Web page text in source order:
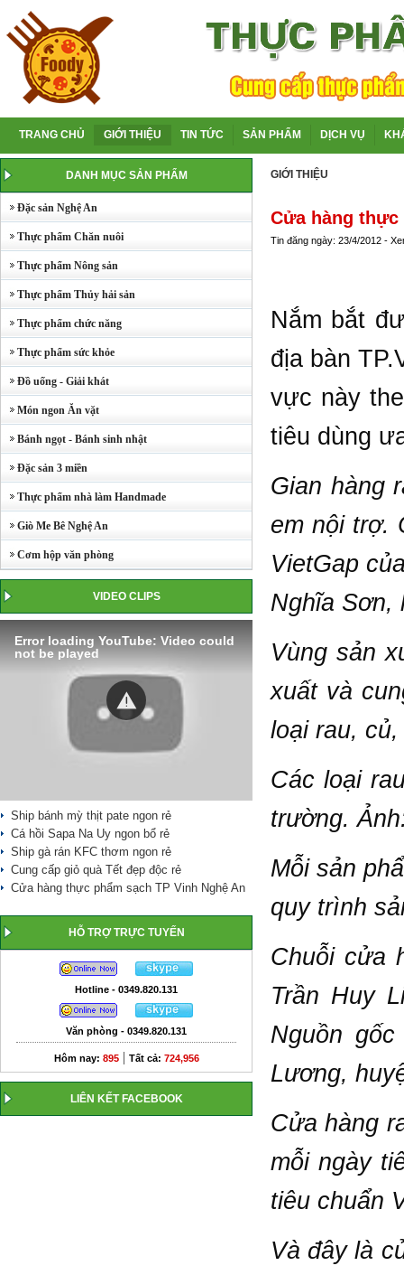
TRANG CHỦ GIỚI THIỆU TIN TỨC SẢN PHẨM DỊCH VỤ
DANH MỤC SẢN PHẨM
Đặc sản Nghệ An
Thực phẩm Chăn nuôi
Thực phẩm Nông sản
Thực phẩm Thủy hải sản
Thực phẩm chức năng
Thực phẩm sức khỏe
Đồ uống - Giải khát
Món ngon Ăn vặt
Bánh ngọt - Bánh sinh nhật
Đặc sản 3 miền
Thực phẩm nhà làm Handmade
Giò Me Bê Nghệ An
Cơm hộp văn phòng
VIDEO CLIPS
Error loading YouTube: Video could
not be played
Ship bánh mỳ thịt pate ngon rẻ
Cá hồi Sapa Na Uy ngon bổ rẻ
Ship gà rán KFC thơm ngon rẻ
Cung cấp giỏ quà Tết đẹp độc rẻ
Cửa hàng thực phẩm sạch TP Vinh Nghệ An
HỖ TRỢ TRỰC TUYẾN
Hotline - 0349.820.131
Văn phòng - 0349.820.131
Hôm nay: 895| Tất cả: 724,956
LIÊN KẾT FACEBOOK
GIỚI THIỆU
Cửa hàng thực
Tin đăng ngày: 23/4/2012 -
Nắm bắt
địa bàn
vực này
tiêu dùng
Gian hàng
em nội trợ.
VietGap
Nghĩa Sơn,
Vùng sản
xuất và
loại rau,
Các loại
trường.
Mỗi sản
quy trình
Chuỗi cửa
Trần Huy
Nguồn
Lương,
Cửa hàng
mỗi ngày
tiêu chuẩn
Và đây là